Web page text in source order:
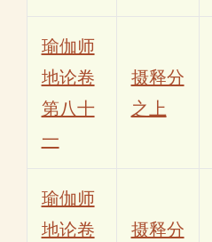
瑜伽师
地论卷
第八十
一
摄释分
之上
瑜伽师
地论卷
摄释分